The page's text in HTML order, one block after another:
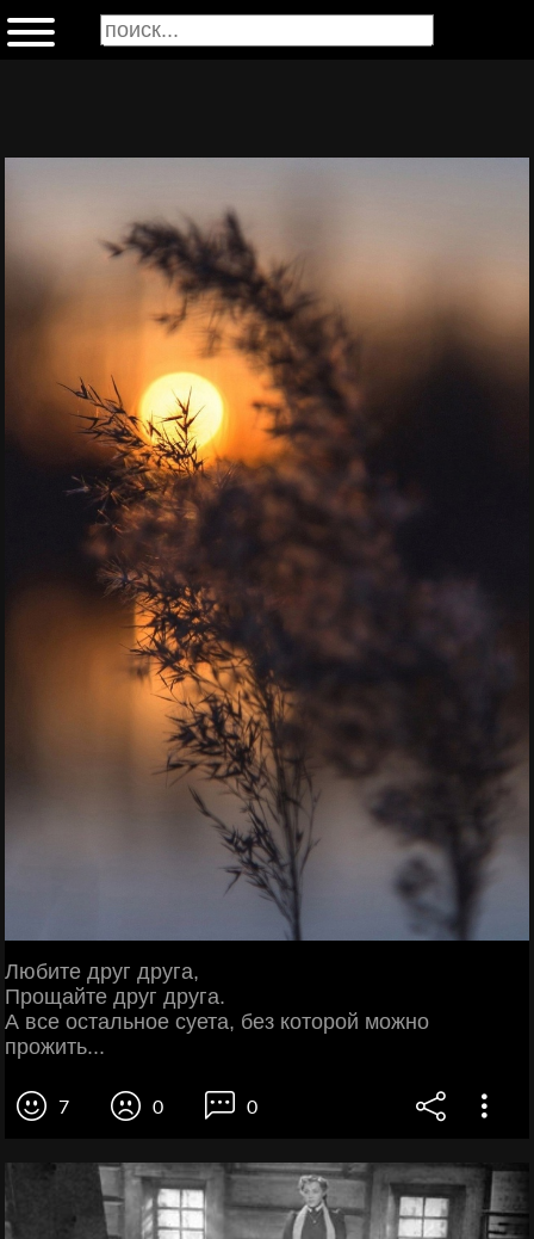
Любите друг друга,
Прощайте друг друга.
А все остальное суета, без которой можно
прожить...
7 0 0